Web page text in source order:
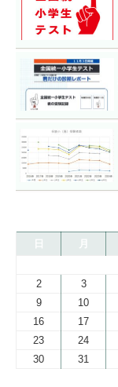
日
2
3
9
10
16
17
23
24
30
31